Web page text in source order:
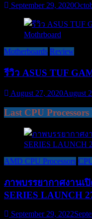
September 29, 2020
Motherboards Review
รีวิว ASUS TUF
August 27, 2020August
Last CPU Processors
AMD CPU Processors
ภาพบรรยากาศงานเ
SERIES LAUNCH
September 29, 2022